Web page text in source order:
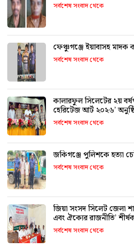
সর্বশেষ সংবাদ থেকে
ফেঞ্চুগঞ্জে ইয়াবাসহ মাদক
সর্বশেষ সংবাদ থেকে
কালারফুল সিলেটের ২য়
হেরিটেজ আর্ট ২০২৬’
সর্বশেষ সংবাদ থেকে
জকিগঞ্জে পুলিশকে হত্যা
সর্বশেষ সংবাদ থেকে
জিয়া সংসদ সিলেট জেলা
এবং ঐক্যের রাজনীতি’
সর্বশেষ সংবাদ থেকে